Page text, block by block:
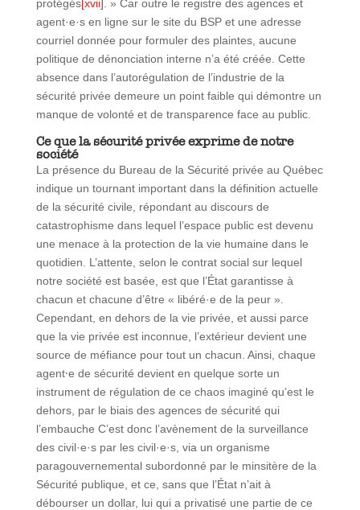
protégés[xvii] . » Car outre le registre des agences et
agent·e·s en ligne sur le site du BSP et une adresse
courriel donnée pour formuler des plaintes, aucune
politique de dénonciation interne n’a été créée. Cette
absence dans l’autorégulation de l’industrie de la
sécurité privée demeure un point faible qui démontre un
manque de volonté et de transparence face au public.
Ce que la sécurité privée exprime de notre
société
La présence du Bureau de la Sécurité privée au Québec
indique un tournant important dans la définition actuelle
de la sécurité civile, répondant au discours de
catastrophisme dans lequel l’espace public est devenu
une menace à la protection de la vie humaine dans le
quotidien. L’attente, selon le contrat social sur lequel
notre société est basée, est que l’État garantisse à
chacun et chacune d’être « libéré·e de la peur ».
Cependant, en dehors de la vie privée, et aussi parce
que la vie privée est inconnue, l’extérieur devient une
source de méfiance pour tout un chacun. Ainsi, chaque
agent⸱e de sécurité devient en quelque sorte un
instrument de régulation de ce chaos imaginé qu’est le
dehors, par le biais des agences de sécurité qui
l’embauche C’est donc l’avènement de la surveillance
des civil·e·s par les civil·e·s, via un organisme
paragouvernemental subordonné par le minsitère de la
Sécurité publique, et ce, sans que l’État n’ait à
débourser un dollar, lui qui a privatisé une partie de ce